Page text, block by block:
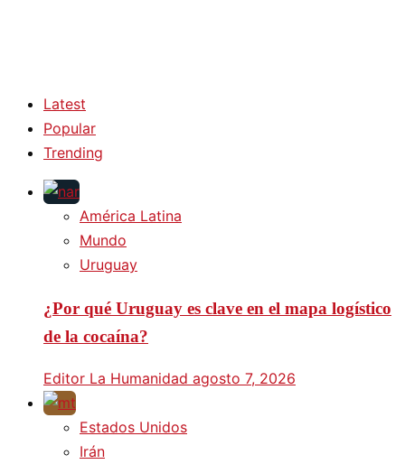
Latest
Popular
Trending
América Latina
Mundo
Uruguay
¿Por qué Uruguay es clave en el mapa logístico
de la cocaína?
Editor La Humanidad agosto 7, 2026
Estados Unidos
Irán